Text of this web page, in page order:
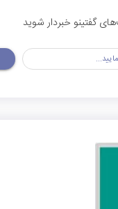
گفتینو خبردار شوید